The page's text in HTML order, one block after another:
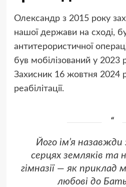
Олександр з 2015 року
нашої держави на сході,
антитерористичної
був мобілізований у 2023
Захисник 16 жовтня 2024
реабілітації.
Його ім’я
серцях земляків та
гімназії — як приклад
любові до